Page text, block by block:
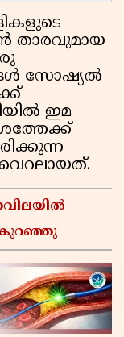
താരവുമായ
സോഷ്യൽ
ഇമ
കുറഞ്ഞു